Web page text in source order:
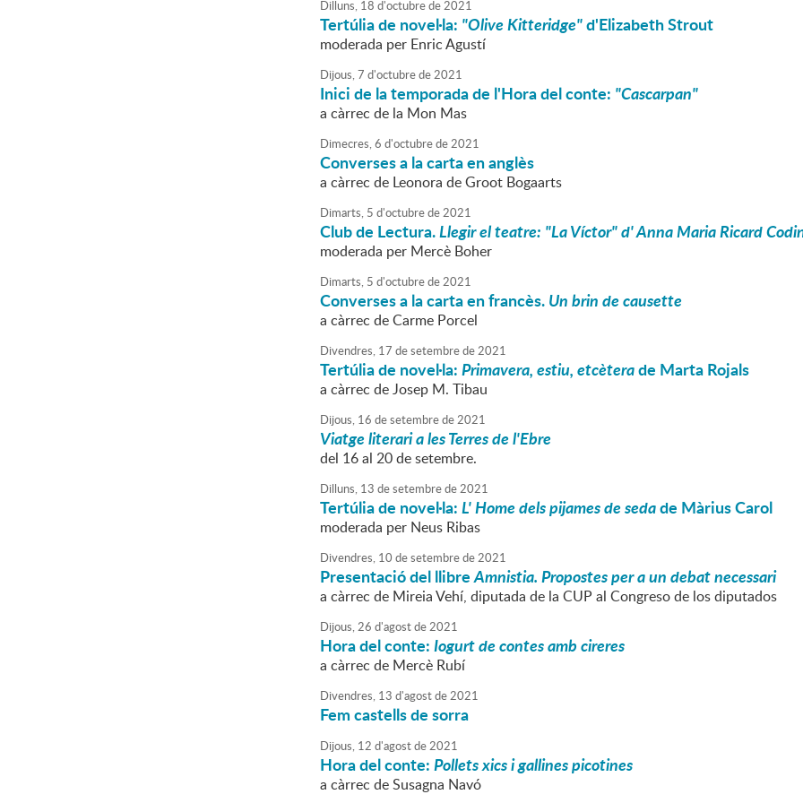
Dilluns, 18 d'octubrede2021
Tertúlia de novel·la: "Olive Kitteridge"d'Elizabeth Strout
moderada per Enric Agustí
Dijous,7 d'octubrede2021
Inici de la temporada de l'Hora del conte: "Cascarpan"
a càrrec de la Mon Mas
Dimecres,6 d'octubrede2021
Converses a la carta en anglès
a càrrec de Leonora de Groot Bogaarts
Dimarts, 5 d'octubrede2021
Club de Lectura.Llegir el teatre: "La Víctor" d' Anna Maria Ricard
moderada per Mercè Boher
Dimarts, 5 d'octubrede2021
Converses a la carta en francès.Un brin de causette
a càrrec de Carme Porcel
Divendres, 17 desetembrede2021
Tertúlia de novel·la:Primavera, estiu, etcèterade Marta Rojals
a càrrec de Josep M. Tibau
Dijous, 16 desetembrede2021
Viatge literari a les Terres de l'Ebre
del 16 al 20 de setembre.
Dilluns, 13 desetembrede2021
Tertúlia de novel·la:L' Home dels pijames de sedade Màrius Carol
moderada per Neus Ribas
Divendres, 10 desetembrede2021
Presentació del llibreAmnistia. Propostes per a un debat necessari
a càrrec de Mireia Vehí, diputada de la CUP al Congreso de los diputados
Dijous,26 d'agostde2021
Hora del conte:Iogurt de contes amb cireres
a càrrec de Mercè Rubí
Divendres, 13 d'agostde2021
Fem castells de sorra
Dijous, 12 d'agostde2021
Hora del conte:Pollets xics i gallines picotines
a càrrec de Susagna Navó